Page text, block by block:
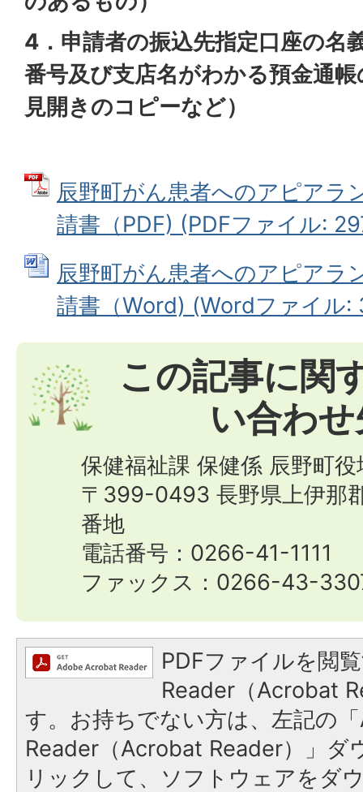
4．申請者の振込先指定口座の名
番号及び支店名がわかる預金通
見開きのコピーなど）
辰野町がん患者へのアピアラ
請書（PDF) (PDFファイル:
辰野町がん患者へのアピアラ
請書（Word) (Wordファイル:
この記事に関
い合わせ
保健福祉課 保健係 辰野町役
〒399-0493 長野県上伊那
番地
電話番号：0266-41-1111
ファックス：0266-43-
PDFファイルを閲
Reader（Acrobat
す。お持ちでない方は、左記の
Reader（Acrobat Reader）」ダ
リックして、ソフトウェアをダ